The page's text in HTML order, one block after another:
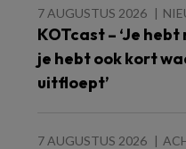
7 AUGUSTUS 2026
KOTcast – ‘Je
je hebt ook kort
uitfloept’
7 AUGUSTUS 2026